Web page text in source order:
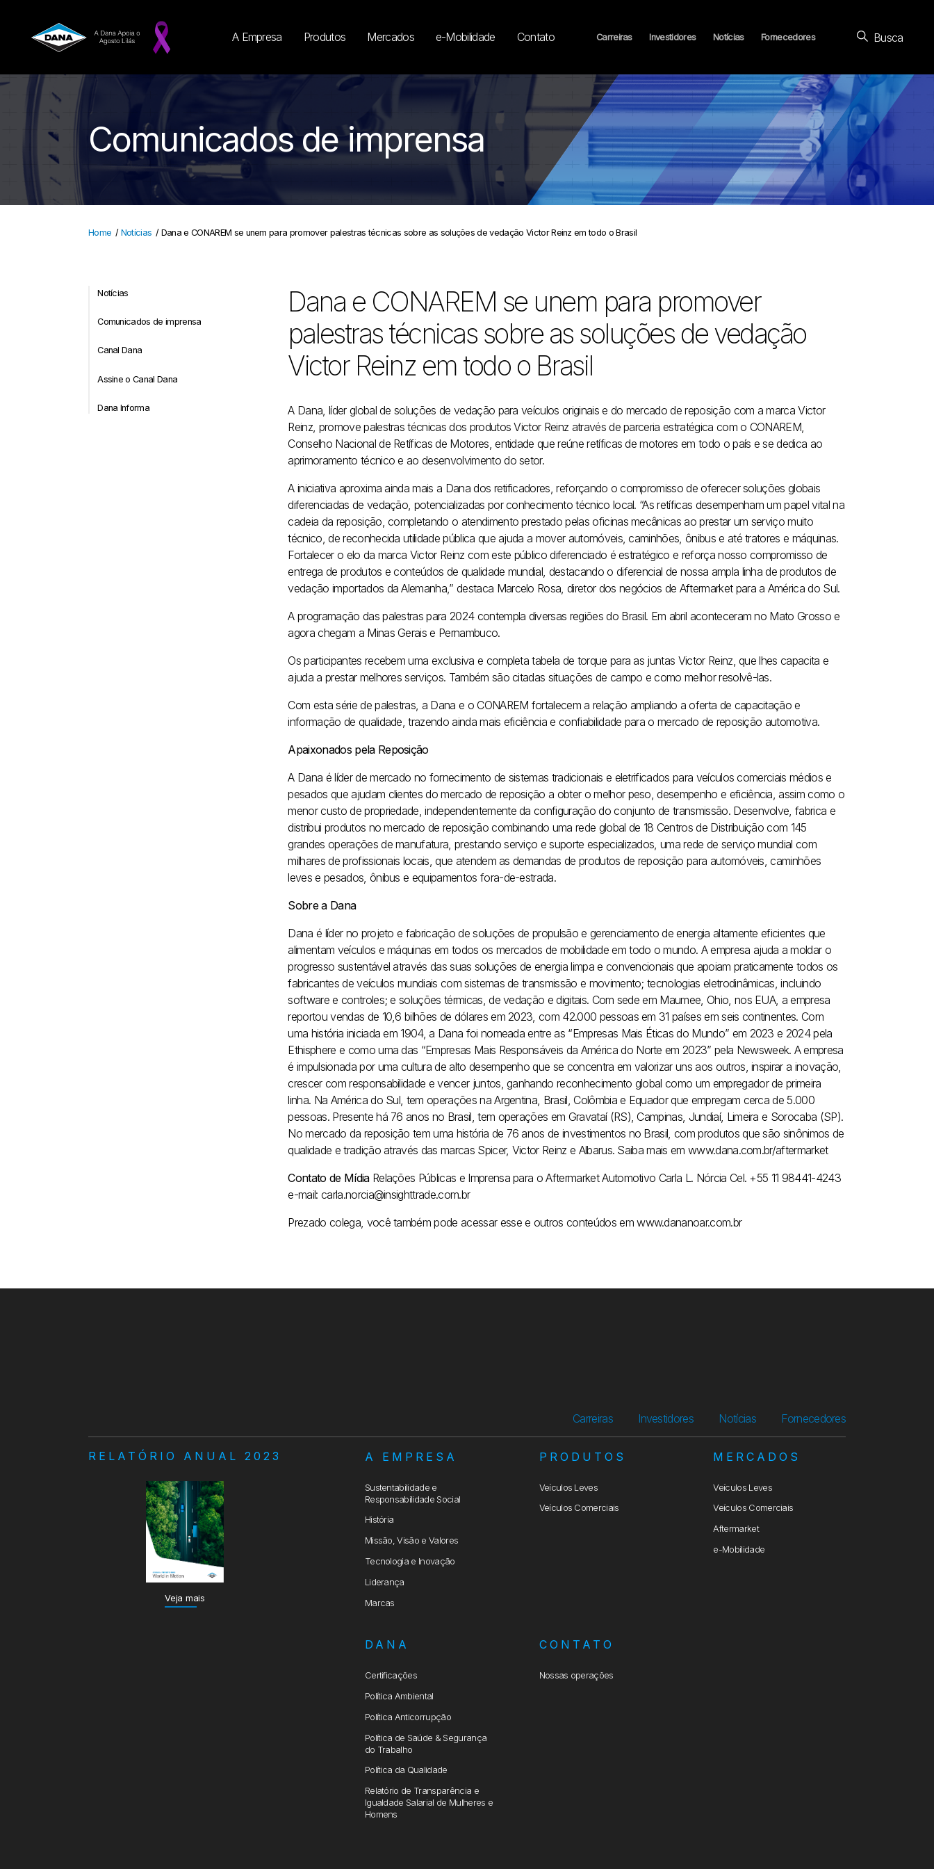
A Empresa Produtos Mercados e-Mobilidade Contato Carreiras Investidores Notícias Fornecedores Busca
Comunicados de imprensa
Home / Notícias / Dana e CONAREM se unem para promover palestras técnicas sobre as soluções de vedação Victor Reinz em todo o Brasil
Notícias
Comunicados de imprensa
Canal Dana
Assine o Canal Dana
Dana Informa
Dana e CONAREM se unem para promover
palestras técnicas sobre as soluções de vedação
Victor Reinz em todo o Brasil
A Dana, líder global de soluções de vedação para veículos originais e do mercado de reposição com a marca Victor
Reinz, promove palestras técnicas dos produtos Victor Reinz através de parceria estratégica com o CONAREM,
Conselho Nacional de Retíficas de Motores, entidade que reúne retíficas de motores em todo o país e se dedica ao
aprimoramento técnico e ao desenvolvimento do setor.
A iniciativa aproxima ainda mais a Dana dos retificadores, reforçando o compromisso de oferecer soluções globais
diferenciadas de vedação, potencializadas por conhecimento técnico local. “As retíficas desempenham um papel vital na
cadeia da reposição, completando o atendimento prestado pelas oficinas mecânicas ao prestar um serviço muito
técnico, de reconhecida utilidade pública que ajuda a mover automóveis, caminhões, ônibus e até tratores e máquinas.
Fortalecer o elo da marca Victor Reinz com este público diferenciado é estratégico e reforça nosso compromisso de
entrega de produtos e conteúdos de qualidade mundial, destacando o diferencial de nossa ampla linha de produtos de
vedação importados da Alemanha,” destaca Marcelo Rosa, diretor dos negócios de Aftermarket para a América do Sul.
A programação das palestras para 2024 contempla diversas regiões do Brasil. Em abril aconteceram no Mato Grosso e
agora chegam a Minas Gerais e Pernambuco.
Os participantes recebem uma exclusiva e completa tabela de torque para as juntas Victor Reinz, que lhes capacita e
ajuda a prestar melhores serviços. Também são citadas situações de campo e como melhor resolvê-las.
Com esta série de palestras, a Dana e o CONAREM fortalecem a relação ampliando a oferta de capacitação e
informação de qualidade, trazendo ainda mais eficiência e confiabilidade para o mercado de reposição automotiva.
Apaixonados pela Reposição
A Dana é líder de mercado no fornecimento de sistemas tradicionais e eletrificados para veículos comerciais médios e
pesados que ajudam clientes do mercado de reposição a obter o melhor peso, desempenho e eficiência, assim como o
menor custo de propriedade, independentemente da configuração do conjunto de transmissão. Desenvolve, fabrica e
distribui produtos no mercado de reposição combinando uma rede global de 18 Centros de Distribuição com 145
grandes operações de manufatura, prestando serviço e suporte especializados, uma rede de serviço mundial com
milhares de profissionais locais, que atendem as demandas de produtos de reposição para automóveis, caminhões
leves e pesados, ônibus e equipamentos fora-de-estrada.
Sobre a Dana
Dana é líder no projeto e fabricação de soluções de propulsão e gerenciamento de energia altamente eficientes que
alimentam veículos e máquinas em todos os mercados de mobilidade em todo o mundo. A empresa ajuda a moldar o
progresso sustentável através das suas soluções de energia limpa e convencionais que apoiam praticamente todos os
fabricantes de veículos mundiais com sistemas de transmissão e movimento; tecnologias eletrodinâmicas, incluindo
software e controles; e soluções térmicas, de vedação e digitais. Com sede em Maumee, Ohio, nos EUA, a empresa
reportou vendas de 10,6 bilhões de dólares em 2023, com 42.000 pessoas em 31 países em seis continentes. Com
uma história iniciada em 1904, a Dana foi nomeada entre as “Empresas Mais Éticas do Mundo” em 2023 e 2024 pela
Ethisphere e como uma das “Empresas Mais Responsáveis da América do Norte em 2023” pela Newsweek. A empresa
é impulsionada por uma cultura de alto desempenho que se concentra em valorizar uns aos outros, inspirar a inovação,
crescer com responsabilidade e vencer juntos, ganhando reconhecimento global como um empregador de primeira
linha. Na América do Sul, tem operações na Argentina, Brasil, Colômbia e Equador que empregam cerca de 5.000
pessoas. Presente há 76 anos no Brasil, tem operações em Gravataí (RS), Campinas, Jundiaí, Limeira e Sorocaba (SP).
No mercado da reposição tem uma história de 76 anos de investimentos no Brasil, com produtos que são sinônimos de
qualidade e tradição através das marcas Spicer, Victor Reinz e Albarus. Saiba mais em www.dana.com.br/aftermarket
Contato de MídiaRelações Públicas e Imprensa para o Aftermarket Automotivo Carla L. Nórcia Cel. +55 11 98441-4243
e-mail: carla.norcia@insighttrade.com.br
Prezado colega, você também pode acessar esse e outros conteúdos em www.dananoar.com.br
Carreiras Investidores Notícias Fornecedores
RELATÓRIO ANUAL 2023
Veja mais
A EMPRESA
Sustentabilidade e
Responsabilidade Social
História
Missão, Visão e Valores
Tecnologia e Inovação
Liderança
Marcas
PRODUTOS
Veículos Leves
Veículos Comerciais
MERCADOS
Veículos Leves
Veículos Comerciais
Aftermarket
e-Mobilidade
DANA
Certificações
Política Ambiental
Política Anticorrupção
Política de Saúde & Segurança
do Trabalho
Política da Qualidade
Relatório de Transparência e
Igualdade Salarial de Mulheres e
Homens
CONTATO
Nossas operações